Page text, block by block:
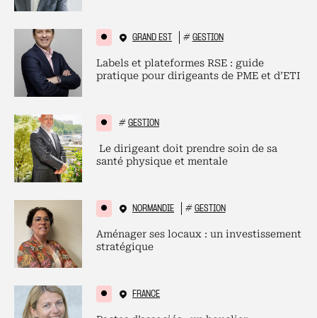
GRAND EST # GESTION
Labels et plateformes RSE : guide
pratique pour dirigeants de PME et d’ETI
# GESTION
Le dirigeant doit prendre soin de sa
santé physique et mentale
NORMANDIE # GESTION
Aménager ses locaux : un investissement
stratégique
FRANCE